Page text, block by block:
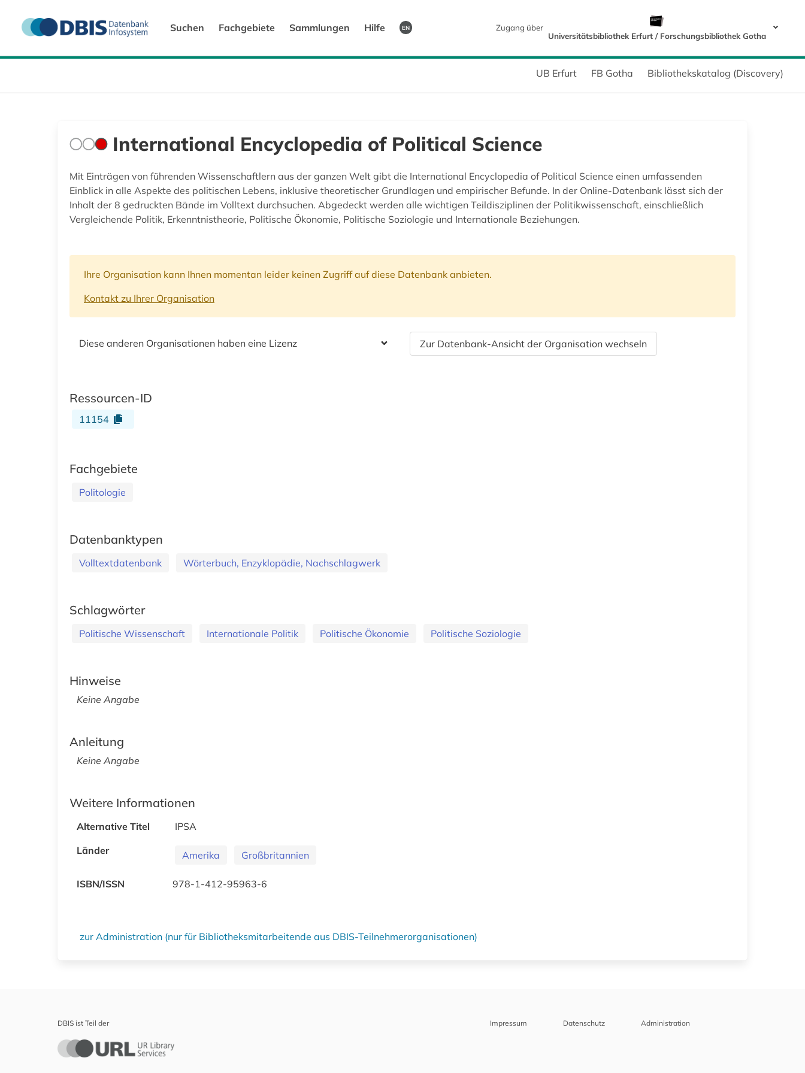
Suchen Fachgebiete Sammlungen Hilfe EN
Zugang über
Universitätsbibliothek Erfurt / Forschungsbibliothek Gotha
UB Erfurt FB Gotha Bibliothekskatalog (Discovery)
International Encyclopedia of Political Science
Mit Einträgen von führenden Wissenschaftlern aus der ganzen Welt gibt die International Encyclopedia of Political Science einen umfassenden
Einblick in alle Aspekte des politischen Lebens, inklusive theoretischer Grundlagen und empirischer Befunde. In der Online-Datenbank lässt sich der
Inhalt der 8 gedruckten Bände im Volltext durchsuchen. Abgedeckt werden alle wichtigen Teildisziplinen der Politikwissenschaft, einschließlich
Vergleichende Politik, Erkenntnistheorie, Politische Ökonomie, Politische Soziologie und Internationale Beziehungen.
Ihre Organisation kann Ihnen momentan leider keinen Zugriff auf diese Datenbank anbieten.
Kontakt zu Ihrer Organisation
Diese anderen Organisationen haben eine Lizenz Zur Datenbank-Ansicht der Organisation wechseln
Ressourcen-ID
11154
Fachgebiete
Politologie
Datenbanktypen
Volltextdatenbank Wörterbuch, Enzyklopädie, Nachschlagwerk
Schlagwörter
Politische Wissenschaft Internationale Politik Politische Ökonomie Politische Soziologie
Hinweise
Keine Angabe
Anleitung
Keine Angabe
Weitere Informationen
Alternative Titel
IPSA
Länder
Amerika Großbritannien
ISBN/ISSN 978-1-412-95963-6
zur Administration (nur für Bibliotheksmitarbeitende aus DBIS-Teilnehmerorganisationen)
DBIS ist Teil der Impressum Datenschutz Administration